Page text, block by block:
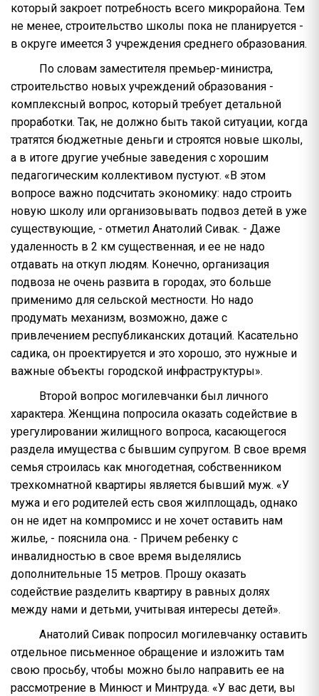
который закроет потребность всего микрорайона. Тем
не менее, строительство школы пока не планируется -
в округе имеется 3 учреждения среднего образования.
По словам заместителя премьер-министра,
строительство новых учреждений образования -
комплексный вопрос, который требует детальной
проработки. Так, не должно быть такой ситуации, когда
тратятся бюджетные деньги и строятся новые школы,
а в итоге другие учебные заведения с хорошим
педагогическим коллективом пустуют. «В этом
вопросе важно подсчитать экономику: надо строить
новую школу или организовывать подвоз детей в уже
существующие, - отметил Анатолий Сивак. - Даже
удаленность в 2 км существенная, и ее не надо
отдавать на откуп людям. Конечно, организация
подвоза не очень развита в городах, это больше
применимо для сельской местности. Но надо
продумать механизм, возможно, даже с
привлечением республиканских дотаций. Касательно
садика, он проектируется и это хорошо, это нужные и
важные объекты городской инфраструктуры».
Второй вопрос могилевчанки был личного
характера. Женщина попросила оказать содействие в
урегулировании жилищного вопроса, касающегося
раздела имущества с бывшим супругом. В свое время
семья строилась как многодетная, собственником
трехкомнатной квартиры является бывший муж. «У
мужа и его родителей есть своя жилплощадь, однако
он не идет на компромисс и не хочет оставить нам
жилье, - пояснила она. - Причем ребенку с
инвалидностью в свое время выделялись
дополнительные 15 метров. Прошу оказать
содействие разделить квартиру в равных долях
между нами и детьми, учитывая интересы детей».
Анатолий Сивак попросил могилевчанку оставить
отдельное письменное обращение и изложить там
свою просьбу, чтобы можно было направить ее на
рассмотрение в Минюст и Минтруда. «У вас дети, вы